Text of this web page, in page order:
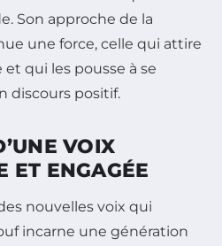
Son approche de la
une force, celle qui attire
et qui les pousse à se
discours positif.
VOIX
ET ENGAGÉE
nouvelles voix qui
incarne une génération